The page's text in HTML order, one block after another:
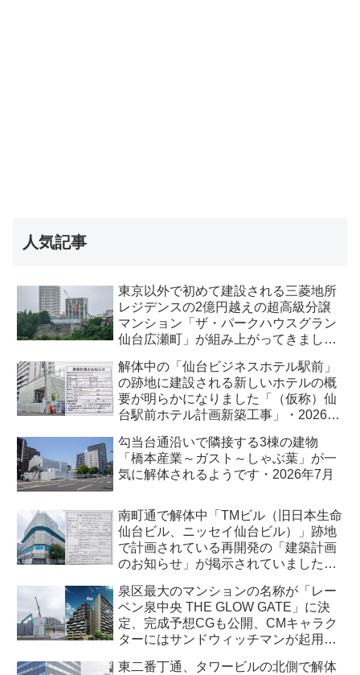
人気記事
東京以外で初めて建設される三菱地所
レジデンスの2億円越えの超高級分譲
マンション「ザ・パークハウスグラン
仙台広瀬町」が組み上がってきまし
解体中の「仙台ビジネスホテル駅前」
の跡地に建設される新しいホテルの概
要が明らかになりました「（仮称）仙
台駅前ホテル計画新築工事」・2026年
勾当台通沿いで隣接する3棟の建物
「橋本産業～ガスト～しゃぶ葉」が一
気に解体されるようです・2026年7月
南町通で解体中「TMビル（旧日本生命
仙台ビル、ニッセイ仙台ビル）」跡地
で計画されている再開発の「建築計画
のお知らせ」が掲示されていました・
泉区最大のマンションの名称が「レー
ベン泉中央 THE GLOW GATE」に決
定、完成予想CGも公開、CMキャラク
ターにはサンドウィッチマンが起用さ
東二番丁通、タワービルの北側で解体